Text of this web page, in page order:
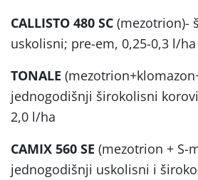
CALLISTO 480 SC (mezotrion)-
uskolisni; pre-em, 0,25-0,3 l/ha
TONALE
jednogodišnji širokolisni
2,0 l/ha
CAMIX 560 SE (mezotrion + S-
jednogodišnji uskolisni i